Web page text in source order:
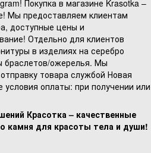
Покупка в магазине Krasotka –
Мы предоставляем клиентам
доступные цены и
Отдельно для клиентов
в изделиях на серебро
браслетов/ожерелья. Мы
товара службой Новая
оплаты: при получении или
Красотка – качественные
камня для красоты тела и души!